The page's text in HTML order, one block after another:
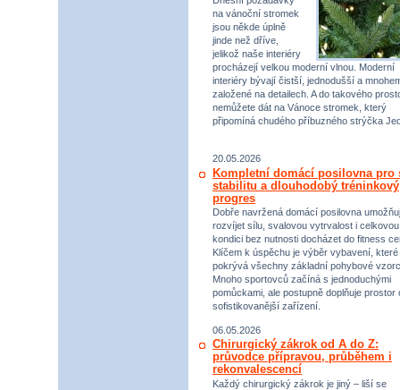
na vánoční stromek
jsou někde úplně
jinde než dříve,
jelikož naše interiéry
procházejí velkou moderní vlnou. Moderní
interiéry bývají čistší, jednodušší a
založené na detailech. A do takového
nemůžete dát na Vánoce stromek, který
připomíná chudého příbuzného strýčka
20.05.2026
Kompletní domácí posilovna pro
stabilitu a dlouhodobý tréninkový
progres
Dobře navržená domácí posilovna
rozvíjet sílu, svalovou vytrvalost i celkovou
kondici bez nutnosti docházet do fitness
Klíčem k úspěchu je výběr vybavení, které
pokrývá všechny základní pohybové
Mnoho sportovců začíná s jednoduchými
pomůckami, ale postupně doplňuje prostor
sofistikovanější zařízení.
06.05.2026
Chirurgický zákrok od A do Z:
průvodce přípravou, průběhem i
rekonvalescencí
Každý chirurgický zákrok je jiný – liší se